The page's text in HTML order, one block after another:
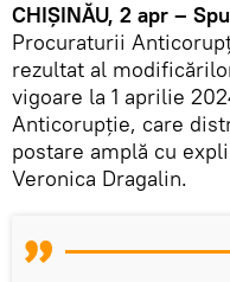
CHIȘINĂU, 2 apr –
Procuraturii
rezultat al
vigoare la 1 aprilie
Anticorupție, care
postare amplă cu
Veronica Dragalin.